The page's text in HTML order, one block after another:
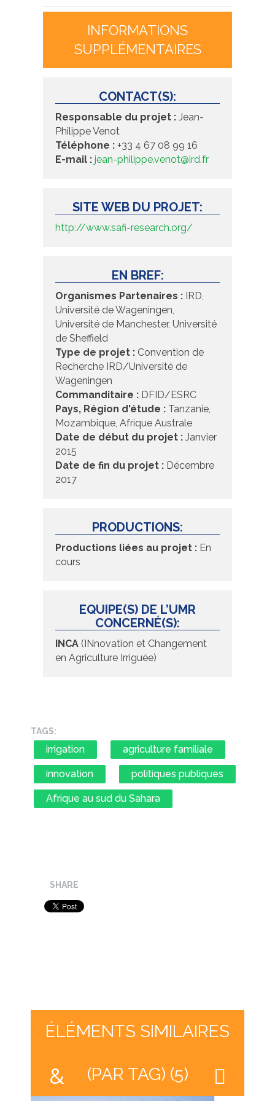
INFORMATIONS
SUPPLÉMENTAIRES
CONTACT(S):
Responsable du projet : Jean-
Philippe Venot
Téléphone : +33 4 67 08 99 16
E-mail : jean-philippe.venot@ird.fr
SITE WEB DU PROJET:
http://www.safi-research.org/
EN BREF:
Organismes Partenaires : IRD,
Université de Wageningen,
Université de Manchester, Université
de Sheffield
Type de projet : Convention de
Recherche IRD/Université de
Wageningen
Commanditaire : DFID/ESRC
Pays, Région d'étude : Tanzanie,
Mozambique, Afrique Australe
Date de début du projet : Janvier
2015
Date de fin du projet : Décembre
2017
PRODUCTIONS:
Productions liées au projet : En
cours
EQUIPE(S) DE L’UMR
CONCERNÉ(S):
INCA (INnovation et Changement
en Agriculture Irriguée)
TAGS:
irrigation agriculture familiale
innovation politiques publiques
Afrique au sud du Sahara
SHARE
ÉLÉMENTS SIMILAIRES
(PAR TAG) (5)